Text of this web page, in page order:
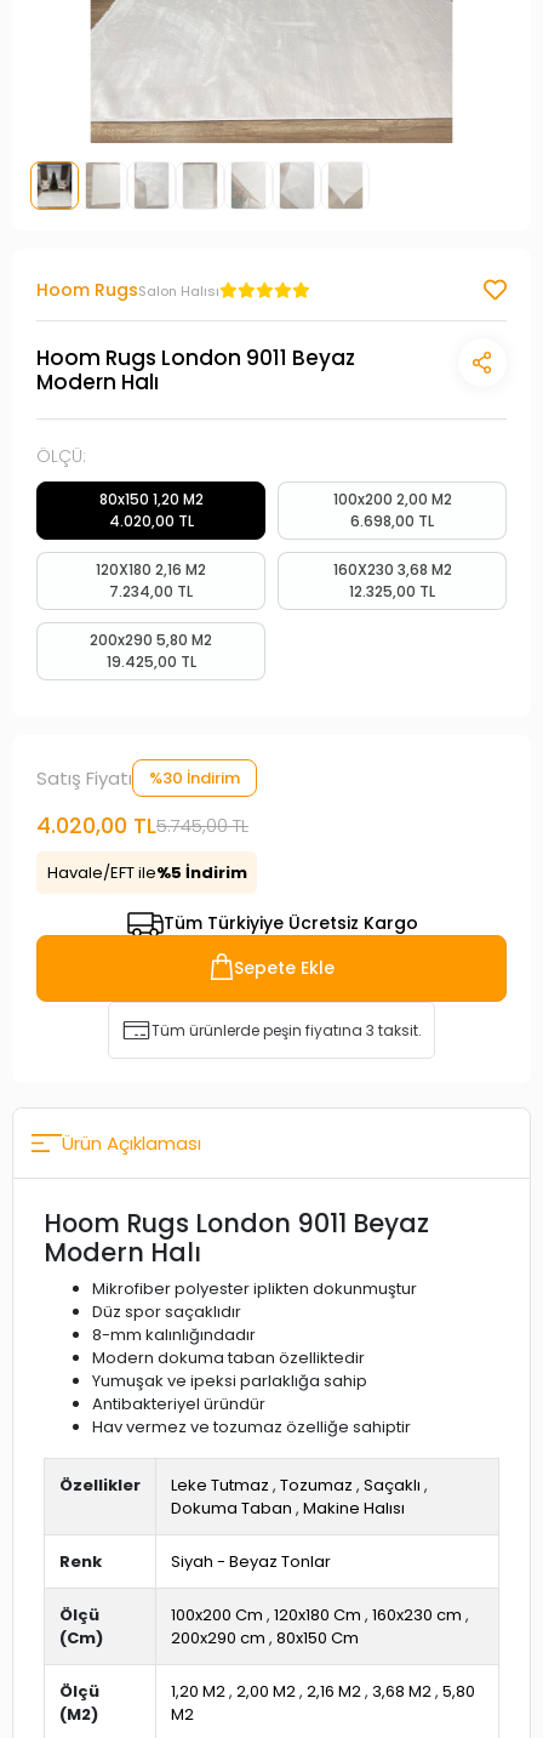
Hoom RugsSalon Halısı
Hoom Rugs London 9011 Beyaz
Modern Halı
ÖLÇÜ:
80x150 1,20 M2
4.020,00 TL
100x200 2,00 M2
6.698,00 TL
120X180 2,16 M2
7.234,00 TL
160X230 3,68 M2
12.325,00 TL
200x290 5,80 M2
19.425,00 TL
Satış Fiyatı %30 İndirim
4.020,00 TL5.745,00 TL
Havale/EFT ile%5 İndirim
Tüm Türkiyiye Ücretsiz Kargo
Sepete Ekle
Tüm ürünlerde peşin fiyatına 3 taksit.
Ürün Açıklaması
Hoom Rugs London 9011 Beyaz
Modern Halı
Mikrofiber polyester iplikten dokunmuştur
Düz spor saçaklıdır
8-mm kalınlığındadır
Modern dokuma taban özelliktedir
Yumuşak ve ipeksi parlaklığa sahip
Antibakteriyel üründür
Hav vermez ve tozumaz özelliğe sahiptir
Özellikler Leke Tutmaz , Tozumaz , Saçaklı ,
Dokuma Taban , Makine Halısı
Renk Siyah - Beyaz Tonlar
Ölçü
(Cm)
100x200 Cm , 120x180 Cm , 160x230 cm ,
200x290 cm , 80x150 Cm
Ölçü
(M2)
1,20 M2, 2,00 M2, 2,16 M2, 3,68 M2, 5,80
M2